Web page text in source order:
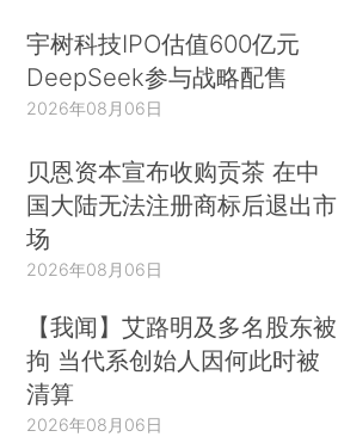
宇树科技IPO估值600亿元
DeepSeek参与战略配售
2026年08月06日
贝恩资本宣布收购贡茶 在中
国大陆无法注册商标后退出市
场
2026年08月06日
【我闻】艾路明及多名股东被
拘 当代系创始人因何此时被
清算
2026年08月06日